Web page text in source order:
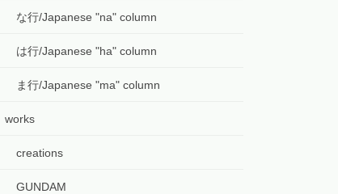
な行/Japanese "na" column
は行/Japanese "ha" column
ま行/Japanese "ma" column
works
creations
GUNDAM